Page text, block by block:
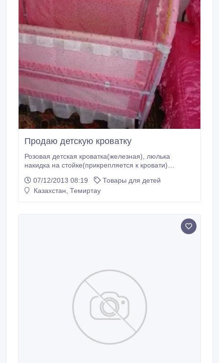
Продаю детскую кроватку
Розовая детская кроватка(железная), люлька
накидка на стойке(прикрепляется к кровати)
мес).07/12/2013 08:19
Товары для детей
Казахстан, Темиртау